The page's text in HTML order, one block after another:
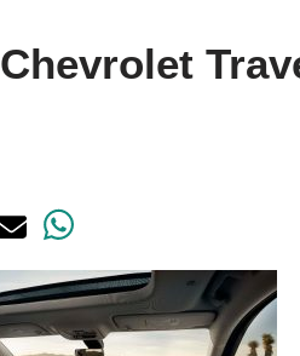
Chevrolet